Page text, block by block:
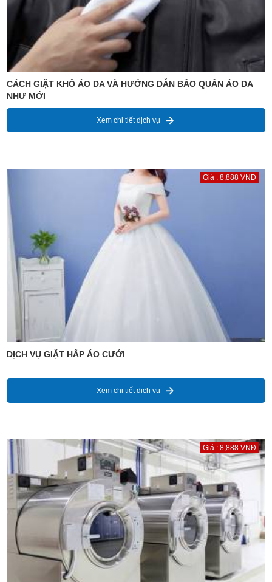
CÁCH GIẶT KHÔ ÁO DA VÀ HƯỚNG DẪN BẢO QUẢN ÁO DA
NHƯ MỚI
Xem chi tiết dịch vụ
Giá : 8,888 VNĐ
DỊCH VỤ GIẶT HẤP ÁO CƯỚI
Xem chi tiết dịch vụ
Giá : 8,888 VNĐ